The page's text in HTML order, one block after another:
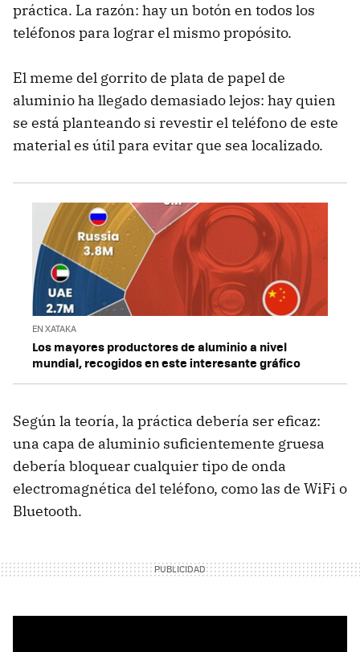
práctica. La razón: hay un botón en todos los
teléfonos para lograr el mismo propósito.
El meme del gorrito de plata de papel de
aluminio ha llegado demasiado lejos: hay quien
se está planteando si revestir el teléfono de este
material es útil para evitar que sea localizado.
EN XATAKA
Los mayores productores de aluminio a nivel
mundial, recogidos en este interesante gráfico
Según la teoría, la práctica debería ser eficaz:
una capa de aluminio suficientemente gruesa
debería bloquear cualquier tipo de onda
electromagnética del teléfono, como las de WiFi o
Bluetooth.